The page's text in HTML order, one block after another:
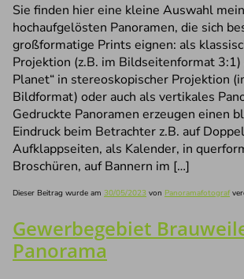
Sie finden hier eine kleine Auswahl
hochaufgelösten Panoramen, die sich
großformatige Prints eignen: als
Projektion (z.B. im Bildseitenformat 3:1)
Planet“ in stereoskopischer Projektion
Bildformat) oder auch als vertikales
Gedruckte Panoramen erzeugen einen
Eindruck beim Betrachter z.B. auf
Aufklappseiten, als Kalender, in
Broschüren, auf Bannern im […]
Dieser Beitrag wurde am 30/05/2023 von Panoramafotograf
Gewerbegebiet
Panorama